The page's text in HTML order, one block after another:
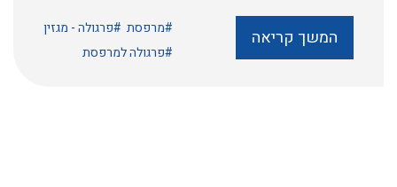
המשך קריאה #מרפסת #פרגולה - מגזין
#פרגולה למרפסת